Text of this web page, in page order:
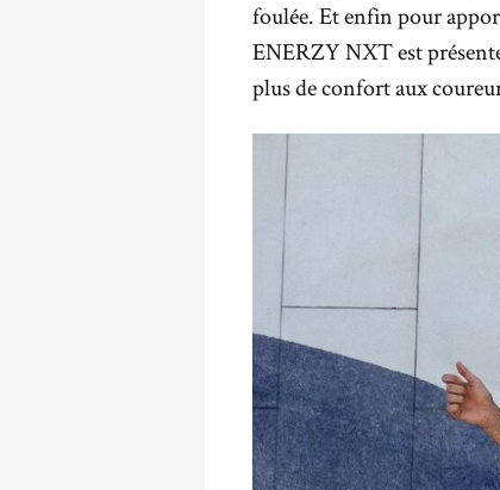
foulée. Et enfin pour
ENERZY NXT est
plus de confort aux